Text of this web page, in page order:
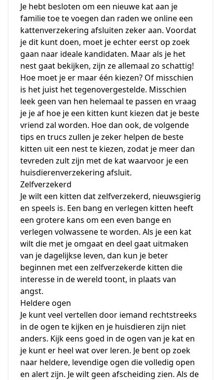
Je hebt besloten om een ​​nieuwe kat aan je
familie toe te voegen dan raden weonline een
kattenverzekering afsluiten zeker aan. Voordat
je dit kunt doen, moet je echter eerst op zoek
gaan naar ideale kandidaten. Maar als je het
nest gaat bekijken, zijn ze allemaal zo schattig!
Hoe moet je er maar één kiezen? Of misschien
is het juist het tegenovergestelde. Misschien
leek geen van hen helemaal te passen en vraag
je je af hoe je een kitten kunt kiezen dat je beste
vriend zal worden. Hoe dan ook, de volgende
tips en trucs zullen je zeker helpen de beste
kitten uit een nest te kiezen, zodat je meer dan
tevreden zult zijn met de kat waarvoor je een
huisdierenverzekering afsluit.
Zelfverzekerd
Je wilt een kitten dat zelfverzekerd, nieuwsgierig
en speels is. Een bang en verlegen kitten heeft
een grotere kans om een ​​even bange en
verlegen volwassene te worden. Als je een kat
wilt die met je omgaat en deel gaat uitmaken
van je dagelijkse leven, dan kun je beter
beginnen met een zelfverzekerde kitten die
interesse in de wereld toont, in plaats van
angst.
Heldere ogen
Je kunt veel vertellen door iemand rechtstreeks
in de ogen te kijken en je huisdieren zijn niet
anders. Kijk eens goed in de ogen van je kat en
je kunt er heel wat over leren. Je bent op zoek
naar heldere, levendige ogen die volledig open
en alert zijn. Je wilt geen afscheiding zien. Als de